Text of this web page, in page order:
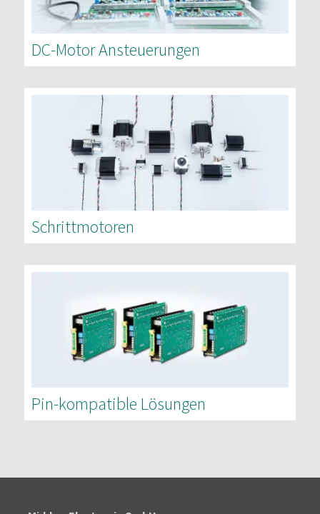
DC-Motor Ansteuerungen
Schrittmotoren
Pin-kompatible Lösungen